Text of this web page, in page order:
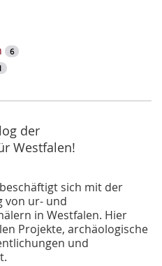
6
der
Westfalen!
beschäftigt sich mit der
von ur- und
in Westfalen. Hier
Projekte, archäologische
und